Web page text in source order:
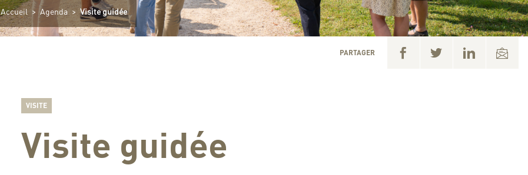
Accueil > Agenda > Visite guidée
PARTAGER
VISITE
Visite guidée